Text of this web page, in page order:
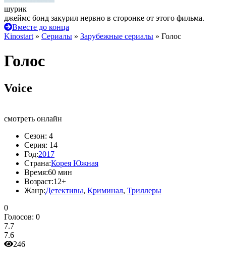
шурик
джеймс бонд закурил нервно в сторонке от этого фильма.
Вместе до конца
Kinostart » Сериалы » Зарубежные сериалы » Голос
Голос
Voice
смотреть онлайн
Сезон: 4
Серия: 14
Год:2017
Страна:Корея Южная
Время:60 мин
Возраст:12+
Жанр:Детективы, Криминал, Триллеры
0
Голосов: 0
7.7
7.6
246